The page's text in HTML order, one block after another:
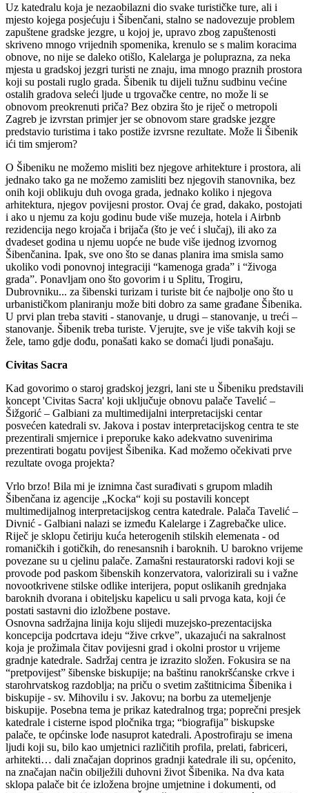
Uz katedralu koja je nezaobilazni dio svake turističke ture, ali i
mjesto kojega posjećuju i Šibenčani, stalno se nadovezuje problem
zapuštene gradske jezgre, u kojoj je, upravo zbog zapuštenosti
skriveno mnogo vrijednih spomenika, krenulo se s malim koracima
obnove, no nije se daleko otišlo, Kalelarga je poluprazna, za neka
mjesta u gradskoj jezgri turisti ne znaju, ima mnogo praznih prostora
koji su postali ruglo grada. Šibenik tu dijeli tužnu sudbinu većine
ostalih gradova seleći ljude u trgovačke centre, no može li se
obnovom preokrenuti priča? Bez obzira što je riječ o metropoli
Zagreb je izvrstan primjer jer se obnovom stare gradske jezgre
predstavio turistima i tako postiže izvrsne rezultate. Može li Šibenik
ići tim smjerom?
O Šibeniku ne možemo misliti bez njegove arhitekture i prostora, ali
jednako tako ga ne možemo zamisliti bez njegovih stanovnika, bez
onih koji oblikuju duh ovoga grada, jednako koliko i njegova
arhitektura, njegov povijesni prostor. Ovaj će grad, dakako, postojati
i ako u njemu za koju godinu bude više muzeja, hotela i Airbnb
rezidencija nego krojača i brijača (što je već i slučaj), ili ako za
dvadeset godina u njemu uopće ne bude više ijednog izvornog
Šibenčanina. Ipak, sve ono što se danas planira ima smisla samo
ukoliko vodi ponovnoj integraciji “kamenoga grada” i “živoga
grada”. Ponavljam ono što govorim i u Splitu, Trogiru,
Dubrovniku... za šibenski turizam i turiste bit će najbolje ono što u
urbanističkom planiranju može biti dobro za same građane Šibenika.
U prvi plan treba staviti - stanovanje, u drugi – stanovanje, u treći –
stanovanje. Šibenik treba turiste. Vjerujte, sve je više takvih koji se
žele, tamo gdje dođu, ponašati kako se domaći ljudi ponašaju.
Civitas Sacra
Kad govorimo o staroj gradskoj jezgri, lani ste u Šibeniku predstavili
koncept 'Civitas Sacra' koji uključuje obnovu palače Tavelić –
Šižgorić – Galbiani za multimedijalni interpretacijski centar
posvećen katedrali sv. Jakova i postav interpretacijskog centra te ste
prezentirali smjernice i preporuke kako adekvatno suvenirima
prezentirati bogatu povijest Šibenika. Kad možemo očekivati prve
rezultate ovoga projekta?
Vrlo brzo! Bila mi je iznimna čast surađivati s grupom mladih
Šibenčana iz agencije „Kocka“ koji su postavili koncept
multimedijalnog interpretacijskog centra katedrale. Palača Tavelić –
Divnić - Galbiani nalazi se između Kalelarge i Zagrebačke ulice.
Riječ je sklopu četiriju kuća heterogenih stilskih elemenata - od
romaničkih i gotičkih, do renesansnih i baroknih. U barokno vrijeme
povezane su u cjelinu palače. Zamašni restauratorski radovi koji se
provode pod paskom šibenskih konzervatora, valorizirali su i važne
novootkrivene stilske odlike interijera, poput oslikanih grednjaka
baroknih dvorana i obiteljsku kapelicu u sali prvoga kata, koji će
postati sastavni dio izložbene postave.
Osnovna sadržajna linija koju slijedi muzejsko-prezentacijska
koncepcija podcrtava ideju “žive crkve”, ukazajući na sakralnost
koja je prožimala čitav povijesni grad i okolni prostor u vrijeme
gradnje katedrale. Sadržaj centra je izrazito složen. Fokusira se na
“pretpovijest” šibenske biskupije; na baštinu ranokršćanske crkve i
starohrvatskog razdoblja; na priču o svetim zaštitnicima Šibenika i
biskupije - sv. Mihovilu i sv. Jakovu; na borbu za utemeljenje
biskupije. Posebna tema je prikaz katedralnog trga; poprečni presjek
katedrale i cisterne ispod pločnika trga; “biografija” biskupske
palače, te općinske lođe nasuprot katedrali. Apostrofiraju se imena
ljudi koji su, bilo kao umjetnici različitih profila, prelati, fabriceri,
arhitekti… dali značajan doprinos gradnji katedrale ili su, općenito,
na značajan način obilježili duhovni život Šibenika. Na dva kata
sklopa palače bit će izložena brojne umjetnine i dokumenti, od